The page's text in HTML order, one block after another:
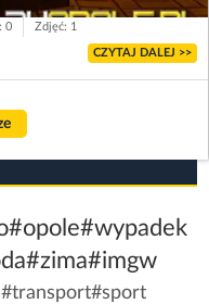
0 Zdjęć: 1
CZYTAJ DALEJ >>
#opole#wypadek
#zima#imgw
#transport#sport